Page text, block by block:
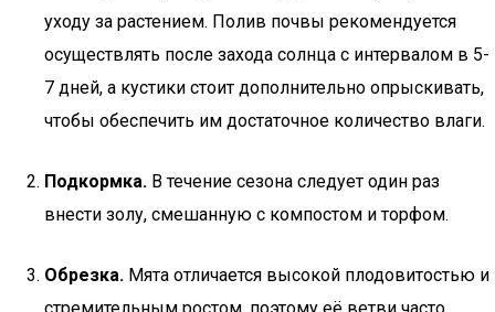
уходу за растением. Полив почвы рекомендуется
осуществлять после захода солнца с интервалом в 5-
7 дней, а кустики стоит дополнительно опрыскивать,
чтобы обеспечить им достаточное количество влаги.
Подкормка. В течение сезона следует один раз
внести золу, смешанную с компостом и торфом.
Обрезка. Мята отличается высокой плодовитостью и